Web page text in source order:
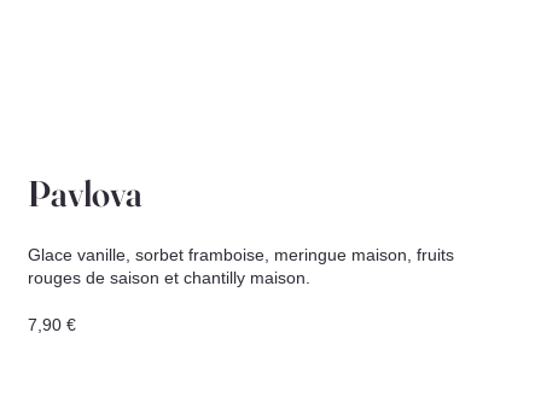
Pavlova
Glace vanille, sorbet framboise, meringue maison, fruits
rouges de saison et chantilly maison.
7,90 €